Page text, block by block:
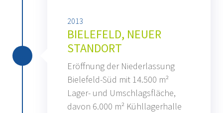
2013
BIELEFELD, NEUER
STANDORT
Eröffnung der Niederlassung
Bielefeld-Süd mit 14.500 m²
Lager- und Umschlagsfläche,
davon 6.000 m² Kühllagerhalle